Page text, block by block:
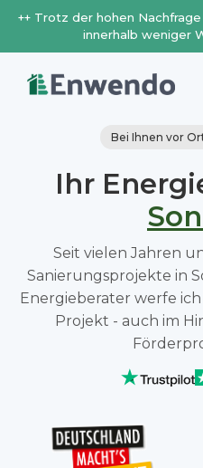
++ Trotz der hohen
innerhalb weniger
Bei Ihnen vor
Ihr
Seit vielen Jahren
Sanierungsprojekte in
Energieberater werfe
Projekt - auch im